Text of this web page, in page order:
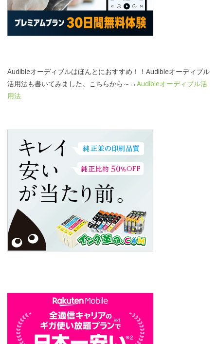
Audibleオーディブルはほんとにおすすめ！！Audibleオーディブル
活用法も書いてみました。こちらから～→Audibleオーディブル活
用法